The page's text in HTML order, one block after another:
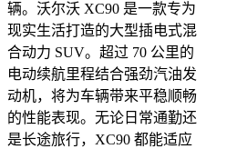
辆。 沃尔沃 XC90 是一款专为
现实生活打造的大型插电式混
合动力 SUV。超过 70 公里的
电动续航里程结合强劲汽油发
动机，将为车辆带来平稳顺畅
的性能表现。无论日常通勤还
是长途旅行，XC90 都能适应